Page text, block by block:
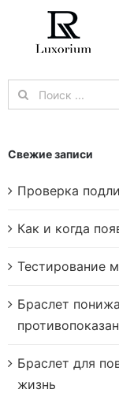
content
Результат
поиска:
Свежие записи
Проверка
Как и когда
Тестирование
Браслет
Браслет для
жизнь